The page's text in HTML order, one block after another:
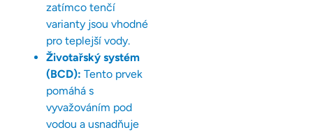
zatímco tenčí
varianty jsou vhodné
pro teplejší vody.
Životařský systém
(BCD): Tento prvek
pomáhá s
vyvažováním pod
vodou a usnadňuje